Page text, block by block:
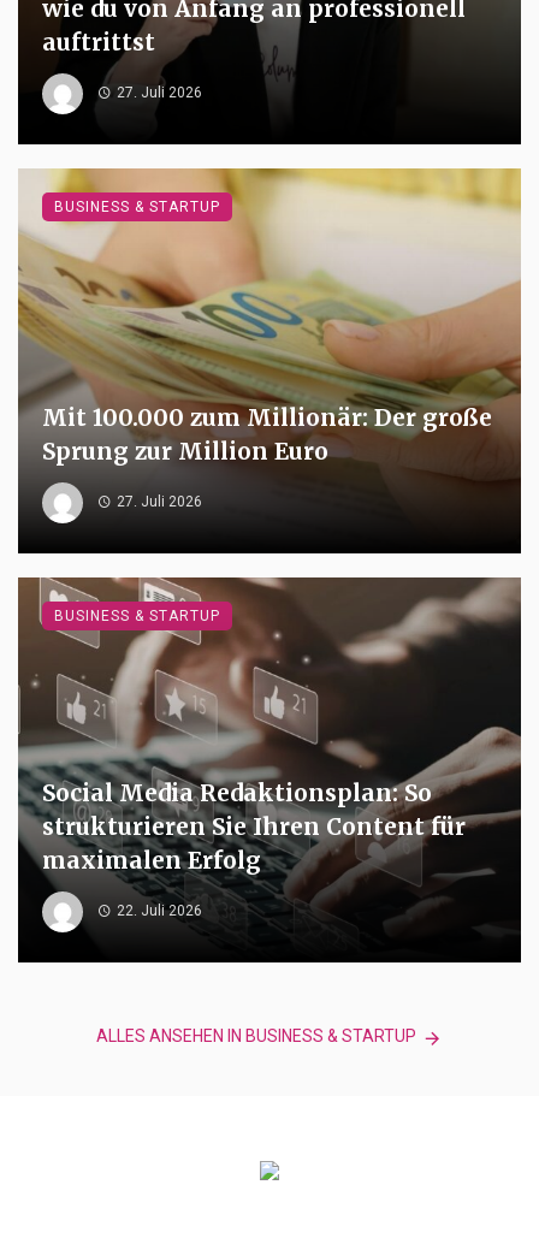
wie du von Anfang an professionell
auftrittst
27. Juli 2026
Mit 100.000 zum Millionär: Der große
Sprung zur Million Euro
27. Juli 2026
BUSINESS & STARTUP
Social Media Redaktionsplan: So
strukturieren Sie Ihren Content für
maximalen Erfolg
22. Juli 2026
BUSINESS & STARTUP
ALLES ANSEHEN IN BUSINESS & STARTUP